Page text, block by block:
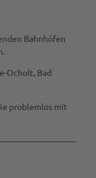
Bahnhöfen
Ocholt, Bad
problemlos mit